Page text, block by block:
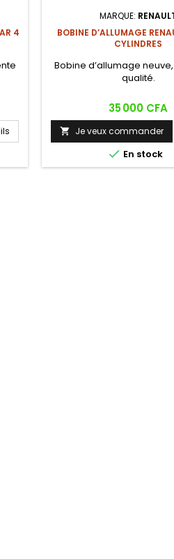
4
MARQUE:
BOBINE D’ALLUMAGE
CYLINDRES
Bobine d’allumage
qualité.
Prix
35 000 CFA
 Je veux commander
 En stock